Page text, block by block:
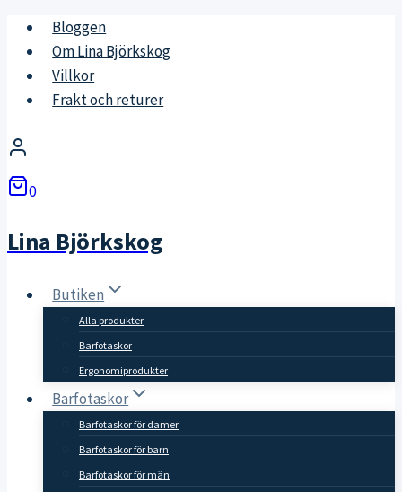
Skip
content
Bloggen
Om Lina Björkskog
Villkor
Frakt och returer
0
Lina Björkskog
Butiken
Alla produkter
Barfotaskor
Ergonomiprodukter
Barfotaskor
Barfotaskor för damer
Barfotaskor för barn
Barfotaskor för män